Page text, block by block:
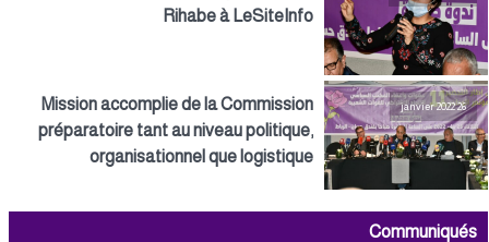
Rihabe à LeSiteInfo
26 janvier 2022
Mission accomplie de la Commission
préparatoire tant au niveau politique,
organisationnel que logistique
Communiqués